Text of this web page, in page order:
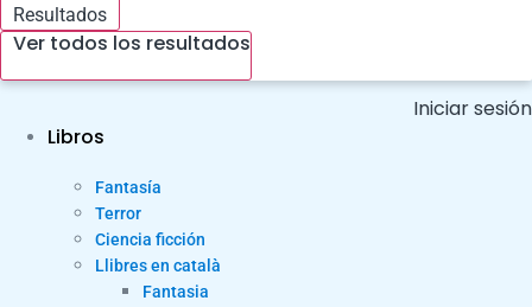
Resultados
Ver todos los resultados
Iniciar sesión
Libros
Fantasía
Terror
Ciencia ficción
Llibres en català
Fantasia